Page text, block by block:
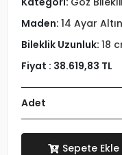
Maden: 14 Ayar Altın
Bileklik Uzunluk: 18
Fiyat : 38.619,83 TL
Adet
Sepete Ekle